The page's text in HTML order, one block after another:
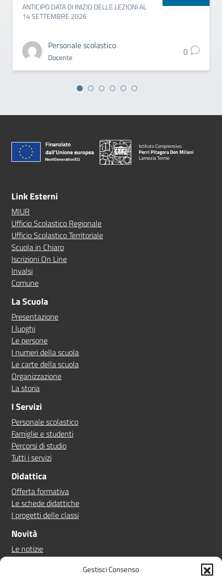
Gestisci Consenso
ANTICIPO DATA DI INIZIO DELLE LEZIONI AL
14 SETTEMBRE 2026
Personale scolastico
Docente 0
Istituto Comprensivo
Perri Pitagora Don Milani
Lamezia Terme
Link Esterni
MIUR
Ufficio Scolastico Regionale
Ufficio Scolastico Territoriale
Scuola in Chiaro
Iscrizioni On Line
Invalsi
Comune
La Scuola
Presentazione
I luoghi
Le persone
I numeri della scuola
Le carte della scuola
Organizzazione
La storia
I Servizi
Personale scolastico
Famiglie e studenti
Percorsi di studio
Tutti i servizi
Didattica
Offerta formativa
Le schede didattiche
I progetti delle classi
Novità
Le notizie
Le circolari